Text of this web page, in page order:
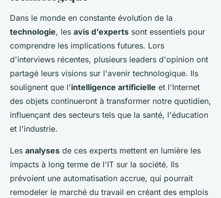
Dans le monde en constante évolution de la
technologie, les avis d'experts sont essentiels pour
comprendre les implications futures. Lors
d'interviews récentes, plusieurs leaders d'opinion ont
partagé leurs visions sur l'avenir technologique. Ils
soulignent que l'intelligence artificielle et l'Internet
des objets continueront à transformer notre quotidien,
influençant des secteurs tels que la santé, l'éducation
et l'industrie.
Les analyses de ces experts mettent en lumière les
impacts à long terme de l'IT sur la société. Ils
prévoient une automatisation accrue, qui pourrait
remodeler le marché du travail en créant des emplois